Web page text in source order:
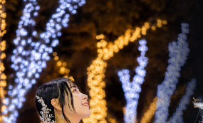
コ
ン
テ
ン
ツ
へ
ス